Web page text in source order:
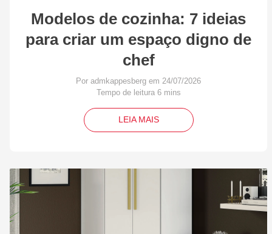
Modelos de cozinha: 7 ideias
para criar um espaço digno de
chef
Por admkappesberg em 24/07/2026
LEIA MAIS